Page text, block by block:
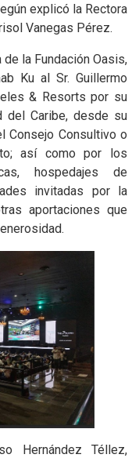
explicó la Rectora
Vanegas Pérez.
la Fundación Oasis,
Ku al Sr. Guillermo
& Resorts por su
del Caribe, desde su
Consejo Consultivo o
así como por los
hospedajes de
invitadas por la
aportaciones que
Hernández Téllez,